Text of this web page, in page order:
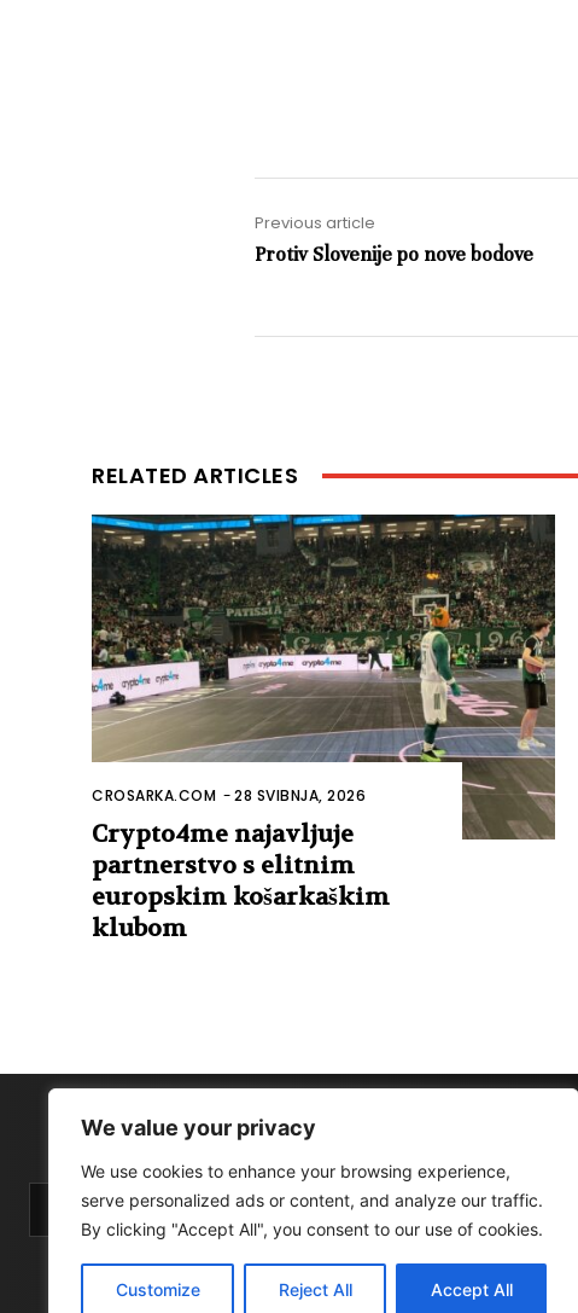
We value your privacy
We use cookies to enhance your browsing experience,
serve personalized ads or content, and analyze our traffic.
By clicking "Accept All", you consent to our use of cookies.
Customize Reject All Accept All
Previous article
Protiv Slovenije po nove bodove
RELATED ARTICLES
CROSARKA.COM -28 SVIBNJA, 2026
Crypto4me najavljuje
partnerstvo s elitnim
europskim košarkaškim
klubom